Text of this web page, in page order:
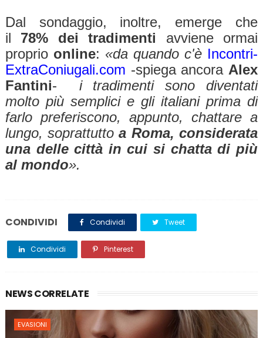
Dal sondaggio, inoltre, emerge che
il 78% dei tradimenti avviene ormai
proprio online: «da quando c'è Incontri-
ExtraConiugali.com -spiega ancora Alex
Fantini- i tradimenti sono diventati
molto più semplici e gli italiani prima di
farlo preferiscono, appunto, chattare a
lungo, soprattuttoa Roma, considerata
una delle città in cui si chatta di più
al mondo».
CONDIVIDI Condividi Tweet
Condividi Pinterest
NEWS CORRELATE
EVASIONI